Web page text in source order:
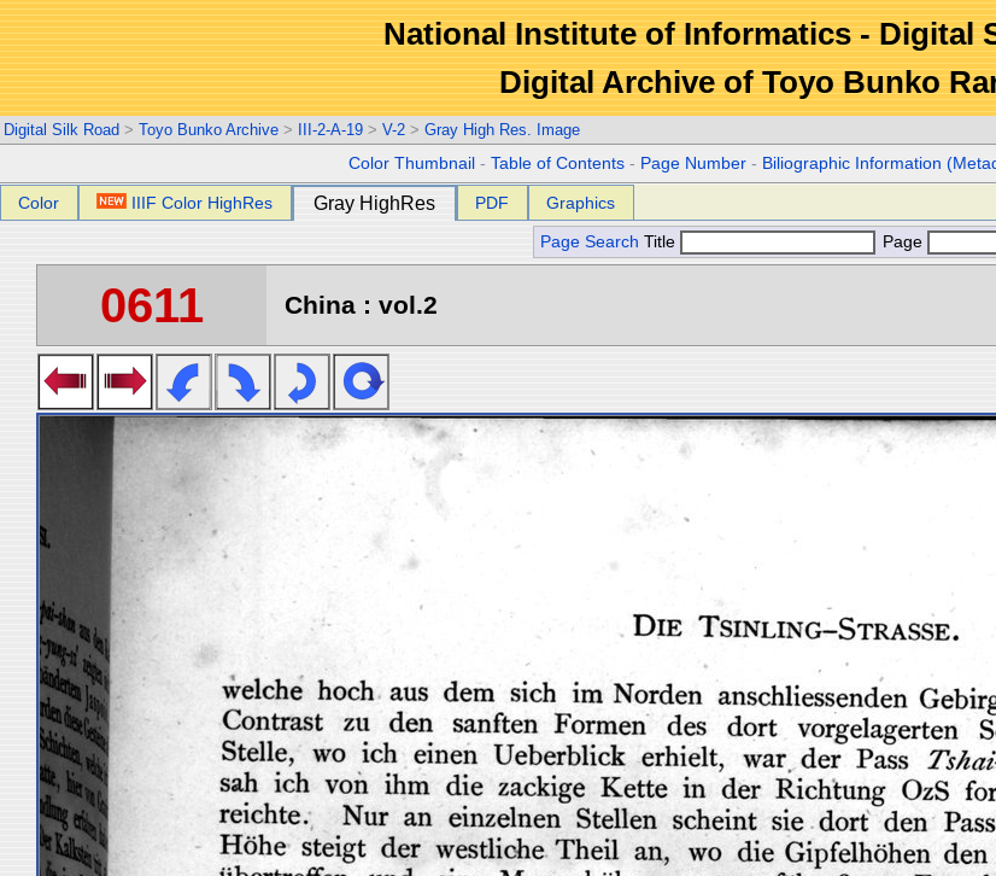
National Institute of Informatics - Digital
Digital Archive of Toyo Bunko
Digital Silk Road > Toyo Bunko Archive > III-2-A-19 > V-2 > Gray High Res. Image
Color Thumbnail -Table of Contents - Page Number - Biliographic Information
Color IIIF Color HighRes Gray HighRes PDF Graphics
Page Search Title Page
0611 China : vol.2